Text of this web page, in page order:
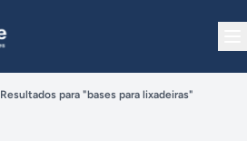
Resultados para "bases para lixadeiras"